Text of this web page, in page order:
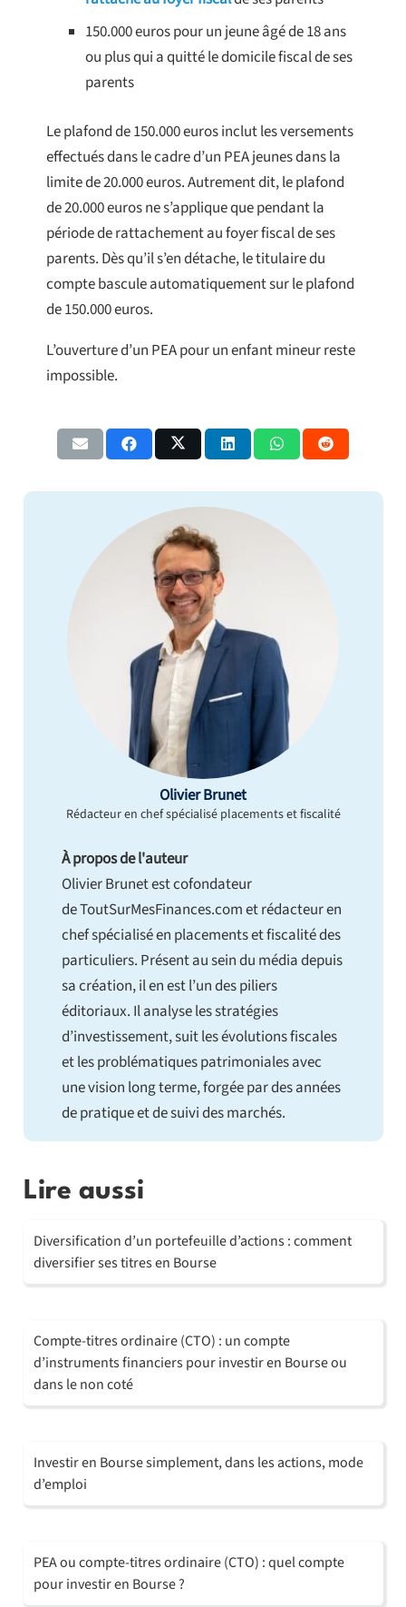
150.000 euros pour un jeune âgé de 18 ans
ou plus qui a quitté le domicile fiscal de ses
parents
Le plafond de 150.000 euros inclut les versements
effectués dans le cadre d’un PEA jeunes dans la
limite de 20.000 euros. Autrement dit, le plafond
de 20.000 euros ne s’applique que pendant la
période de rattachement au foyer fiscal de ses
parents. Dès qu’il s’en détache, le titulaire du
compte bascule automatiquement sur le plafond
de 150.000 euros.
L’ouverture d’un PEA pour un enfant mineur reste
impossible.
Olivier Brunet
Rédacteur en chef spécialisé placements et fiscalité
À propos de l'auteur
Olivier Brunet est cofondateur
de ToutSurMesFinances.com et rédacteur en
chef spécialisé en placements et fiscalité des
particuliers. Présent au sein du média depuis
sa création, il en est l’un des piliers
éditoriaux. Il analyse les stratégies
d’investissement, suit les évolutions fiscales
et les problématiques patrimoniales avec
une vision long terme, forgée par des années
de pratique et de suivi des marchés.
Lire aussi
Diversification d’un portefeuille d’actions : comment
diversifier ses titres en Bourse
Compte-titres ordinaire (CTO) : un compte
d’instruments financiers pour investir en Bourse ou
dans le non coté
Investir en Bourse simplement, dans les actions, mode
d’emploi
PEA ou compte-titres ordinaire (CTO) : quel compte
pour investir en Bourse ?